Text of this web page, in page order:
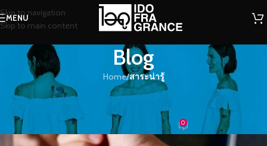
Skip to navigation
Skip to main content
MENU
Blog
Home/สาระน่ารู้
สาระน่ารู้
การฉีดน้ำหอมที่ถูกต้อง
น้องน้ำหอม On 11/11/2017 0